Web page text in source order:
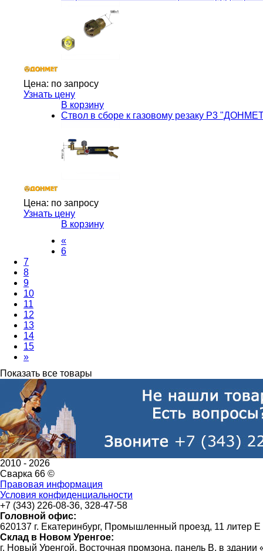
Цена: по запросу
Узнать цену
В корзину
Ствол в сборе к газовому резаку Р3
Цена: по запросу
Узнать цену
В корзину
«
6
7
8
9
10
11
12
13
14
15
»
Показать все товары
2010 - 2026
Сварка 66 ©
Правовая информация
Условия конфиденциальности
+7 (343) 226-08-36, 328-47-58
Головной офис:
620137 г. Екатеринбург, Промышленный проезд, 11 литер Е
Склад в Новом Уренгое:
г. Новый Уренгой, Восточная промзона, панель В, в